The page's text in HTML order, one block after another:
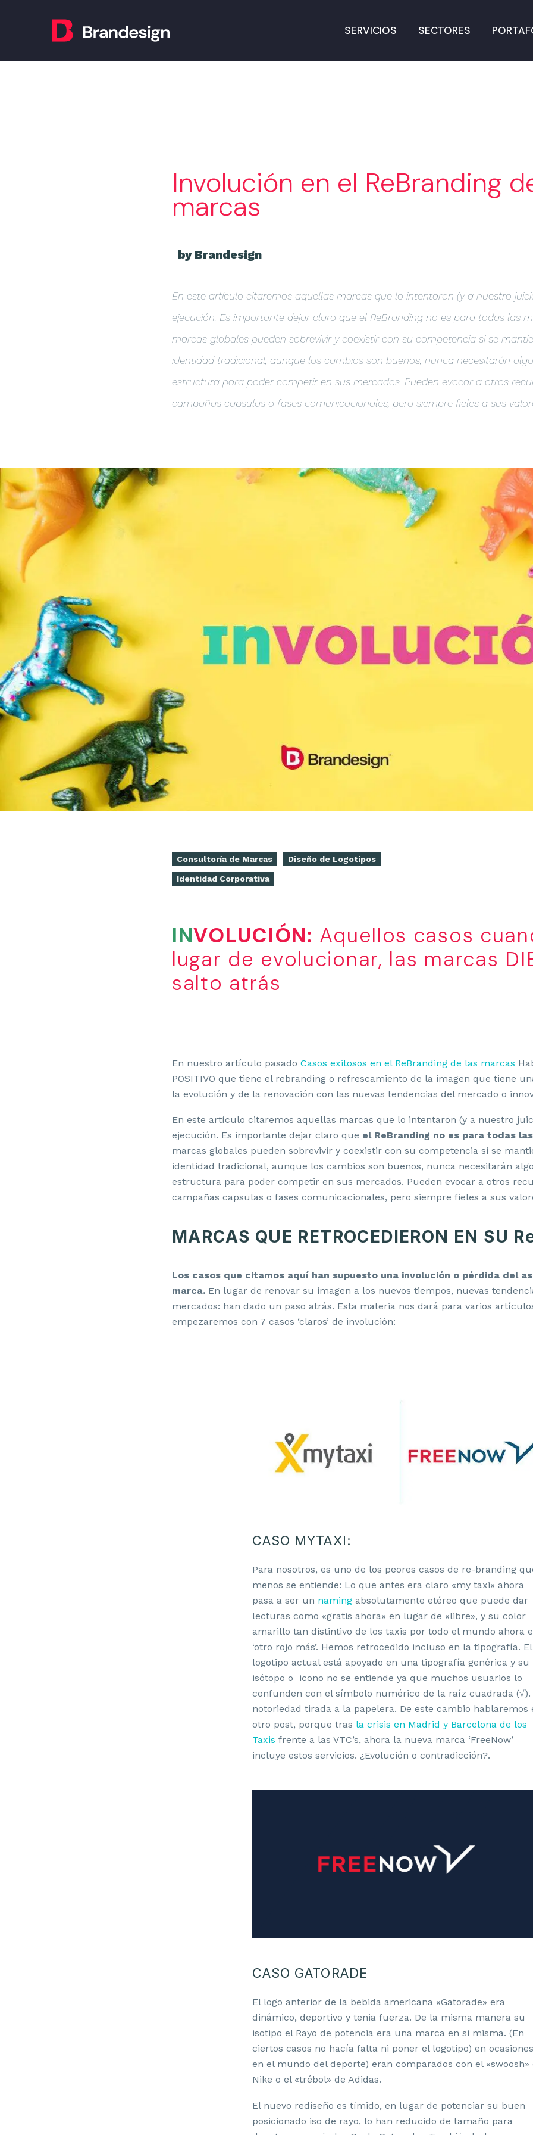
SERVICIOS SECTORES
Involución en el ReBranding
marcas
by Brandesign
En este artículo citaremos aquellas marcas que lo intentaron (y a nuestro
ejecución. Es importante dejar claro que el ReBranding no es para todas las
marcas globales pueden sobrevivir y coexistir con su competencia si se
identidad tradicional, aunque los cambios son buenos, nunca necesitarán
estructura para poder competir en sus mercados. Pueden evocar a otros
campañas capsulas o fases comunicacionales, pero siempre fieles a sus
Consultoría de Marcas Diseño de Logotipos
Identidad Corporativa
INVOLUCIÓN: Aquellos casos
lugar de evolucionar, las marcas
salto atrás
En nuestro artículo pasado Casos exitosos en el ReBranding de las marcas
POSITIVO que tiene el rebranding o refrescamiento de la imagen que tiene
la evolución y de la renovación con las nuevas tendencias del mercado o
En este artículo citaremos aquellas marcas que lo intentaron (y a nuestro
ejecución. Es importante dejar claro que el ReBranding no es para todas
marcas globales pueden sobrevivir y coexistir con su competencia si se
identidad tradicional, aunque los cambios son buenos, nunca necesitarán
estructura para poder competir en sus mercados. Pueden evocar a otros
campañas capsulas o fases comunicacionales, pero siempre fieles a sus
MARCAS QUE RETROCEDIERON EN SU
Los casos que citamos aquí han supuesto una involución o pérdida del
marca. En lugar de renovar su imagen a los nuevos tiempos, nuevas
mercados: han dado un paso atrás. Esta materia nos dará para varios
empezaremos con 7 casos ‘claros’ de involución:
CASO MYTAXI:
Para nosotros, es uno de los peores casos de re-branding
menos se entiende: Lo que antes era claro «my taxi» ahora
pasa a ser un namingabsolutamente etéreo que puede dar
lecturas como «gratis ahora» en lugar de «libre», y su color
amarillo tan distintivo de los taxis por todo el mundo ahora
‘otro rojo más’. Hemos retrocedido incluso en la tipografía. El
logotipo actual está apoyado en una tipografía genérica y su
isótopo o icono no se entiende ya que muchos usuarios lo
confunden con el símbolo numérico de la raíz cuadrada (√).
notoriedad tirada a la papelera. De este cambio hablaremos
otro post, porque tras la crisis en Madrid y Barcelona de los
Taxis frente a las VTC’s, ahora la nueva marca ‘FreeNow’
incluye estos servicios. ¿Evolución o contradicción?.
CASO GATORADE
El logo anterior de la bebida americana «Gatorade» era
dinámico, deportivo y tenia fuerza. De la misma manera su
isotipo el Rayo de potencia era una marca en si misma. (En
ciertos casos no hacía falta ni poner el logotipo) en
en el mundo del deporte) eran comparados con el «swoosh»
Nike o el «trébol» de Adidas.
El nuevo rediseño es tímido, en lugar de potenciar su buen
posicionado iso de rayo, lo han reducido de tamaño para